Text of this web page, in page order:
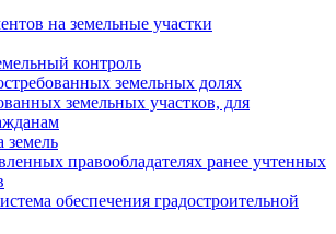
на земельные участки
контроль
земельных долях
земельных участков, для
земель
правообладателях ранее учтенных
обеспечения градостроительной